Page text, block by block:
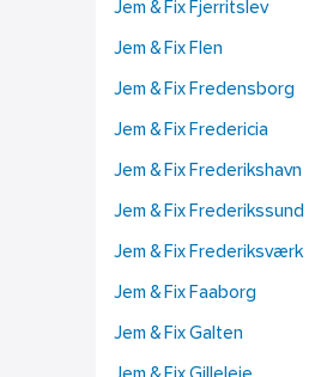
Jem & Fix Fjerritslev
Jem & Fix Flen
Jem & Fix Fredensborg
Jem & Fix Fredericia
Jem & Fix Frederikshavn
Jem & Fix Frederikssund
Jem & Fix Frederiksværk
Jem & Fix Faaborg
Jem & Fix Galten